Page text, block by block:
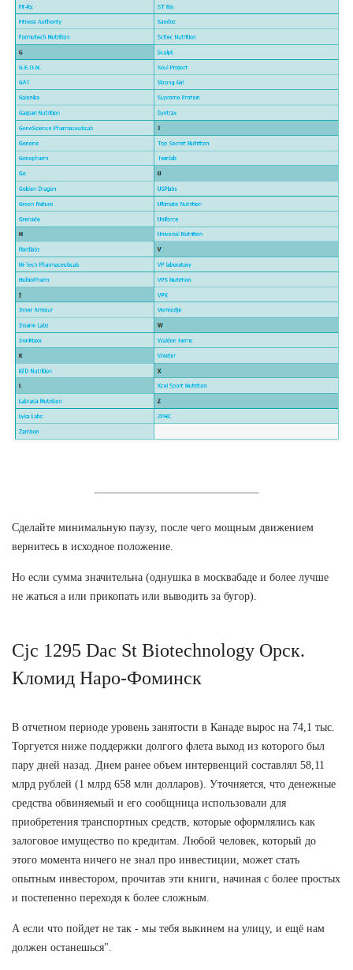
Сделайте минимальную паузу, после чего мощным движением
вернитесь в исходное положение.
Но если сумма значительна (однушка в москвабаде и более лучше
не жаться а или прикопать или выводить за бугор).
Cjc 1295 Dac St Biotechnology Орск.
Кломид Наро-Фоминск
В отчетном периоде уровень занятости в Канаде вырос на 74,1 тыс.
Торгуется ниже поддержки долгого флета выход из которого был
пару дней назад. Днем ранее объем интервенций составлял 58,11
млрд рублей (1 млрд 658 млн долларов). Уточняется, что денежные
средства обвиняемый и его сообщница использовали для
приобретения транспортных средств, которые оформлялись как
залоговое имущество по кредитам. Любой человек, который до
этого момента ничего не знал про инвестиции, может стать
опытным инвестором, прочитав эти книги, начиная с более простых
и постепенно переходя к более сложным.
А если что пойдет не так - мы тебя выкинем на улицу, и ещё нам
должен останешься".